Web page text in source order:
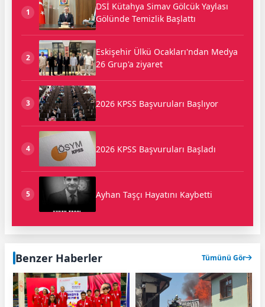
1
DSİ Kütahya Simav Gölcük Yaylası
Gölünde Temizlik Başlattı
2
Eskişehir Ülkü Ocakları'ndan Medya
26 Grup'a ziyaret
3 2026 KPSS Başvuruları Başlıyor
4 2026 KPSS Başvuruları Başladı
5 Ayhan Taşçı Hayatını Kaybetti
Benzer Haberler Tümünü Gör